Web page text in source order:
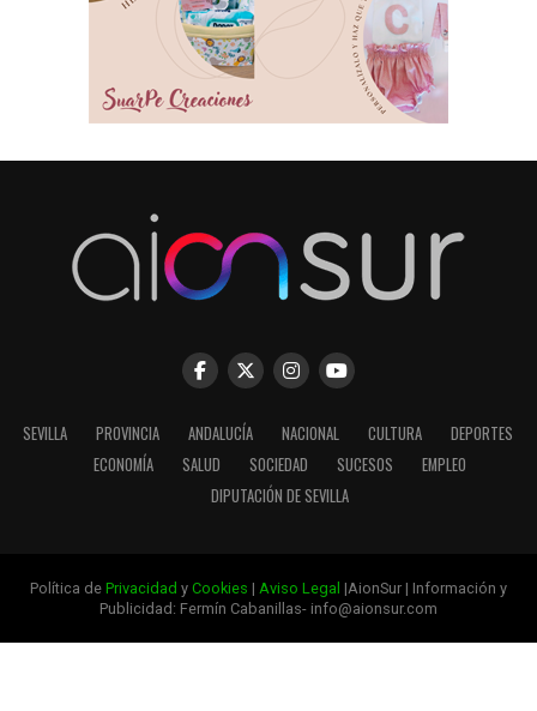
SEVILLA PROVINCIA ANDALUCÍA NACIONAL CULTURA
DEPORTES
ECONOMÍA
SALUD SOCIEDAD SUCESOS
EMPLEO
DIPUTACIÓN DE SEVILLA
Política de Privacidad y Cookies | Aviso Legal |AionSur | Información y
Publicidad: Fermín Cabanillas- info@aionsur.com